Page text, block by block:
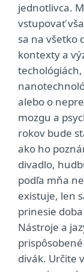
jednotlivca.
vstupovať
sa na všetko
kontexty a
alebo o
mozgu a
rokov bude
ako ho
divadlo,
podľa mňa
existuje, len
prinesie
Nástroje a
divák. Určite